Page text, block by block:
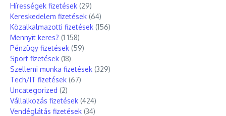
Hírességek fizetések (29)
Kereskedelem fizetések (64)
Közalkalmazotti fizetések (156)
Mennyit keres? (1 158)
Pénzügy fizetések (59)
Sport fizetések (18)
Szellemi munka fizetések (329)
Tech/IT fizetések (67)
Uncategorized (2)
Vállalkozás fizetések (424)
Vendéglátás fizetések (34)